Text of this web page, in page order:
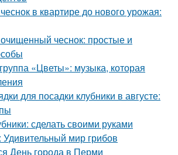
в квартире до нового урожая:
очищенный чеснок: простые и
«Цветы»: музыка, которая
для посадки клубники в августе:
сделать своими руками
мир грибов
День города в Перми